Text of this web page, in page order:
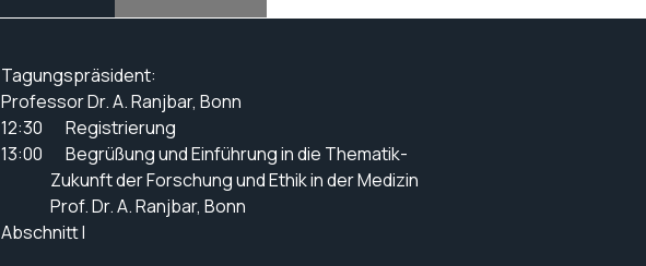
Tagungspräsident:
Professor Dr. A. Ranjbar, Bonn
12:30 Registrierung
13:00 Begrüßung und Einführung in die Thematik-
Zukunft der Forschung und Ethik in der Medizin
Prof. Dr. A. Ranjbar, Bonn
Abschnitt I